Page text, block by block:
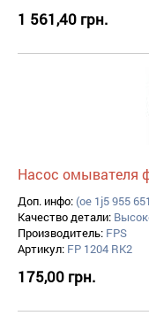
1 561,40 грн.
Насос омывателя
Доп. инфо: (oe 1j5 955
Качество детали:
Производитель: FPS
Артикул: FP 1204 RK2
175,00 грн.